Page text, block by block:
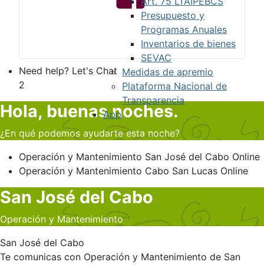
Presupuesto y
Programas Anuales
Inventarios de bienes
SEVAC
Medidas de apremio
Plataforma Nacional de
Transparencia
App
Need help? Let's Chat
2
Hola, buenas noches.
¿En qué podemos ayudarte esta noche?
Operación y Mantenimiento San José del Cabo Online
Operación y Mantenimiento Cabo San Lucas Online
San José del Cabo
Operación y Mantenimiento
San José del Cabo
Te comunicas con Operación y Mantenimiento de San